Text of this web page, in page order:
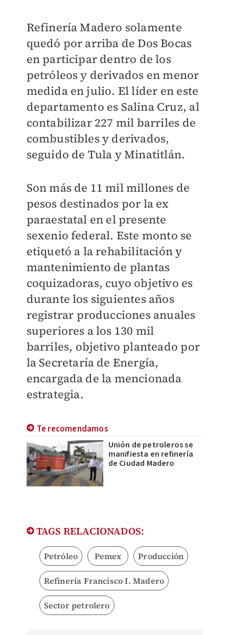
Refinería Madero solamente
quedó por arriba de Dos Bocas
en participar dentro de los
petróleos y derivados en menor
medida en julio. El líder en este
departamento es Salina Cruz, al
contabilizar 227 mil barriles de
combustibles y derivados,
seguido de Tula y Minatitlán.
Son más de 11 mil millones de
pesos destinados por la ex
paraestatal en el presente
sexenio federal. Este monto se
etiquetó a la rehabilitación y
mantenimiento de plantas
coquizadoras, cuyo objetivo es
durante los siguientes años
registrar producciones anuales
superiores a los 130 mil
barriles, objetivo planteado por
la Secretaría de Energía,
encargada de la mencionada
estrategia.
Te recomendamos
Unión de petroleros se
manifiesta en refinería
de Ciudad Madero
TAGS RELACIONADOS:
Petróleo Pemex Producción
Refinería Francisco I. Madero
Sector petrolero